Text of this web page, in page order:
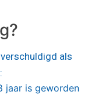
als
jaar is geworden